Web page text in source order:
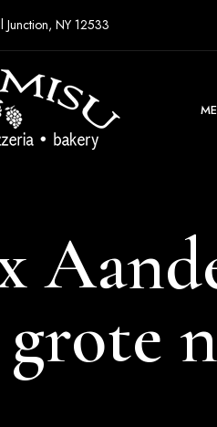
NY 12533
grote